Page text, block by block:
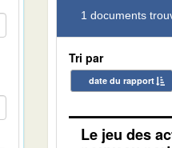
1 documents
Tri par
date du rapport
Le jeu des